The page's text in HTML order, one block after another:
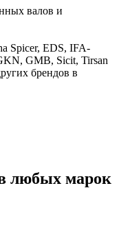
валов и
Spicer, EDS, IFA-
GMB, Sicit, Tirsan
брендов в
любых марок